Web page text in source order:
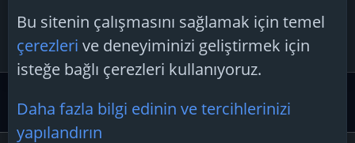
mu?'
24 Haziran 2025
Cevaplar: 1
Akıllı Cihazlar Mobil Uygulamalar
Bu sitenin çalışmasını sağlamak için temel
çerezleri ve deneyiminizi geliştirmek için
isteğe bağlı çerezleri kullanıyoruz.
Daha fazla bilgi edinin ve tercihlerinizi
yapılandırın